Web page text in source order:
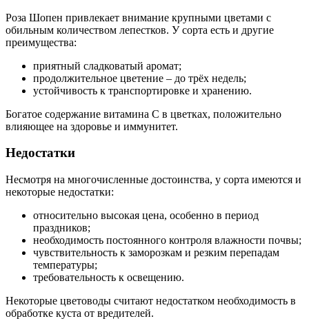
Роза Шопен привлекает внимание крупными цветами с
обильным количеством лепестков. У сорта есть и другие
преимущества:
приятный сладковатый аромат;
продолжительное цветение – до трёх недель;
устойчивость к транспортировке и хранению.
Богатое содержание витамина С в цветках, положительно
влияющее на здоровье и иммунитет.
Недостатки
Несмотря на многочисленные достоинства, у сорта имеются и
некоторые недостатки:
относительно высокая цена, особенно в период
праздников;
необходимость постоянного контроля влажности почвы;
чувствительность к заморозкам и резким перепадам
температуры;
требовательность к освещению.
Некоторые цветоводы считают недостатком необходимость в
обработке куста от вредителей.